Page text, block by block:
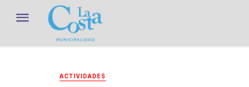
ACTIVIDADES